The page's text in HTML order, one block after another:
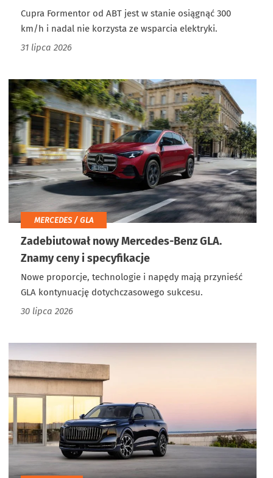
Cupra Formentor od ABT jest w stanie osiągnąć 300
km/h i nadal nie korzysta ze wsparcia elektryki.
31 lipca 2026
MERCEDES / GLA
Zadebiutował nowy Mercedes-Benz GLA.
Znamy ceny i specyfikacje
Nowe proporcje, technologie i napędy mają przynieść
GLA kontynuację dotychczasowego sukcesu.
30 lipca 2026